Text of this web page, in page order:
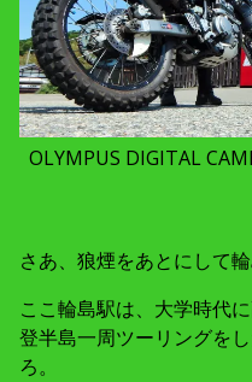
OLYMPUS DIGITAL
さあ、狼煙をあとにして
ここ輪島駅は、大学時代
登半島一周ツーリングを
ろ。